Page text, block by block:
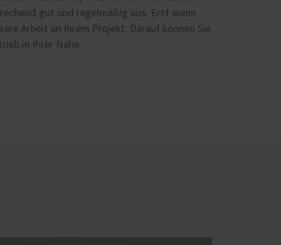
gut und regelmäßig aus. Erst wenn
Arbeit an Ihrem Projekt. Darauf können Sie
in Ihrer Nähe.